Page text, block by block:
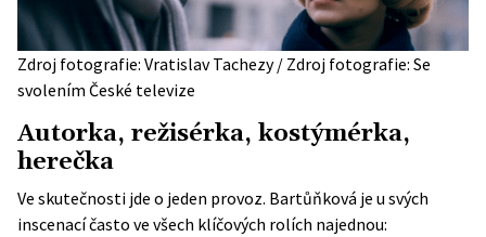
Zdroj fotografie: Vratislav Tachezy / Zdroj fotografie: Se
svolením České televize
Autorka, režisérka, kostýmérka,
herečka
Ve skutečnosti jde o jeden provoz. Bartůňková je u svých
inscenací často ve všech klíčových rolích najednou: